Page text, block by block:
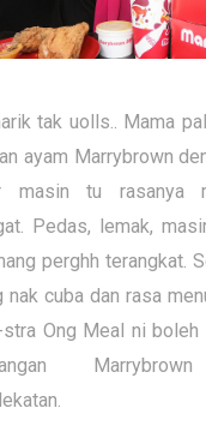
tak uolls.. Mama
ayam Marrybrown
masin tu rasanya
Pedas, lemak,
perghh terangkat.
nak cuba dan rasa
stra Ong Meal ni boleh